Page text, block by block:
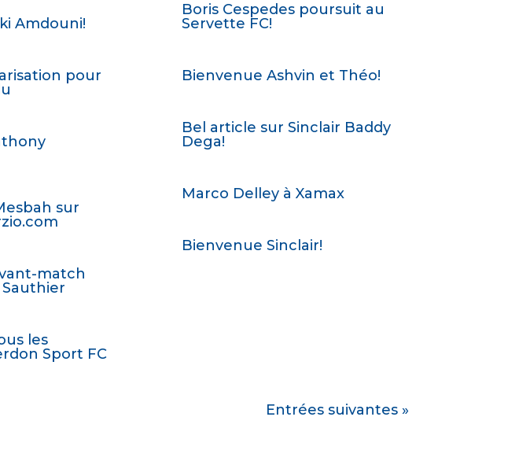
Amdouni!
pour
sur
match
les
Sport FC
Boris Cespedes poursuit au
Servette FC!
Bienvenue Ashvin et Théo!
Bel article sur Sinclair Baddy
Dega!
Marco Delley à Xamax
Bienvenue Sinclair!
Entrées suivantes »